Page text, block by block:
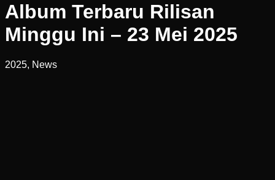
Album Terbaru Rilisan
Minggu Ini – 23 Mei 2025
2025, News